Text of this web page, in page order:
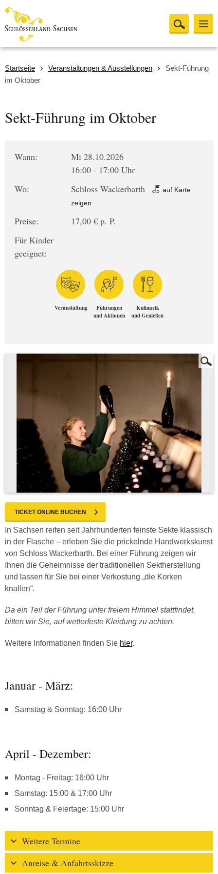
Startseite Veranstaltungen & Ausstellungen
Sekt-Führung
im Oktober
Sekt-Führung im Oktober
Wann:
Mi 28.10.2026
16:00 - 17:00 Uhr
Wo:
Schloss Wackerbarth
auf Karte
zeigen
Preise:
17,00 € p. P.
Für Kinder
geeignet:
Veranstaltung
Führungen
und Aktionen
Kulinarik
und Genießen
TICKET ONLINE BUCHEN
In Sachsen reifen seit Jahrhunderten feinste Sekte klassisch
in der Flasche – erleben Sie die prickelnde Handwerkskunst
von Schloss Wackerbarth. Bei einer Führung zeigen wir
Ihnen die Geheimnisse der traditionellen Sektherstellung
und lassen für Sie bei einer Verkostung „die Korken
knallen“.
Da ein Teil der Führung unter freiem Himmel stattfindet,
bitten wir Sie, auf wetterfeste Kleidung zu achten.
Weitere Informationen finden Sie hier.
Januar - März:
Samstag & Sonntag: 16:00 Uhr
April - Dezember:
Montag - Freitag: 16:00 Uhr
Samstag: 15:00 & 17:00 Uhr
Sonntag & Feiertage: 15:00 Uhr
Weitere Termine
Anreise & Anfahrtsskizze